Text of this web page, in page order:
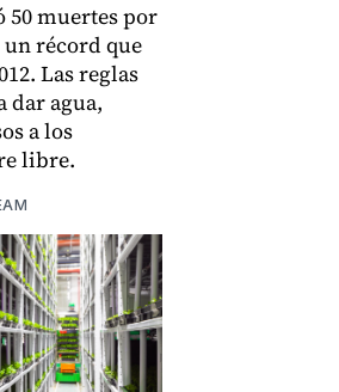
muertes por
récord que
Las reglas
dar agua,
a los
libre.